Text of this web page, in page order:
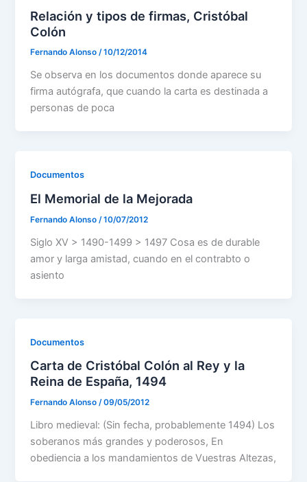
Relación y tipos de firmas, Cristóbal
Colón
Fernando Alonso/10/12/2014
Se observa en los documentos donde aparece su
firma autógrafa, que cuando la carta es destinada a
personas de poca
Documentos
El Memorial de la Mejorada
Fernando Alonso/10/07/2012
Siglo XV > 1490-1499 > 1497 Cosa es de durable
amor y larga amistad, cuando en el contrabto o
asiento
Documentos
Carta de Cristóbal Colón al Rey y la
Reina de España, 1494
Fernando Alonso/09/05/2012
Libro medieval: (Sin fecha, probablemente 1494) Los
soberanos más grandes y poderosos, En
obediencia a los mandamientos de Vuestras Altezas,